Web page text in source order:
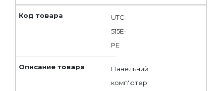
UTC-
515E-
PE
Панельний
комп'ютер